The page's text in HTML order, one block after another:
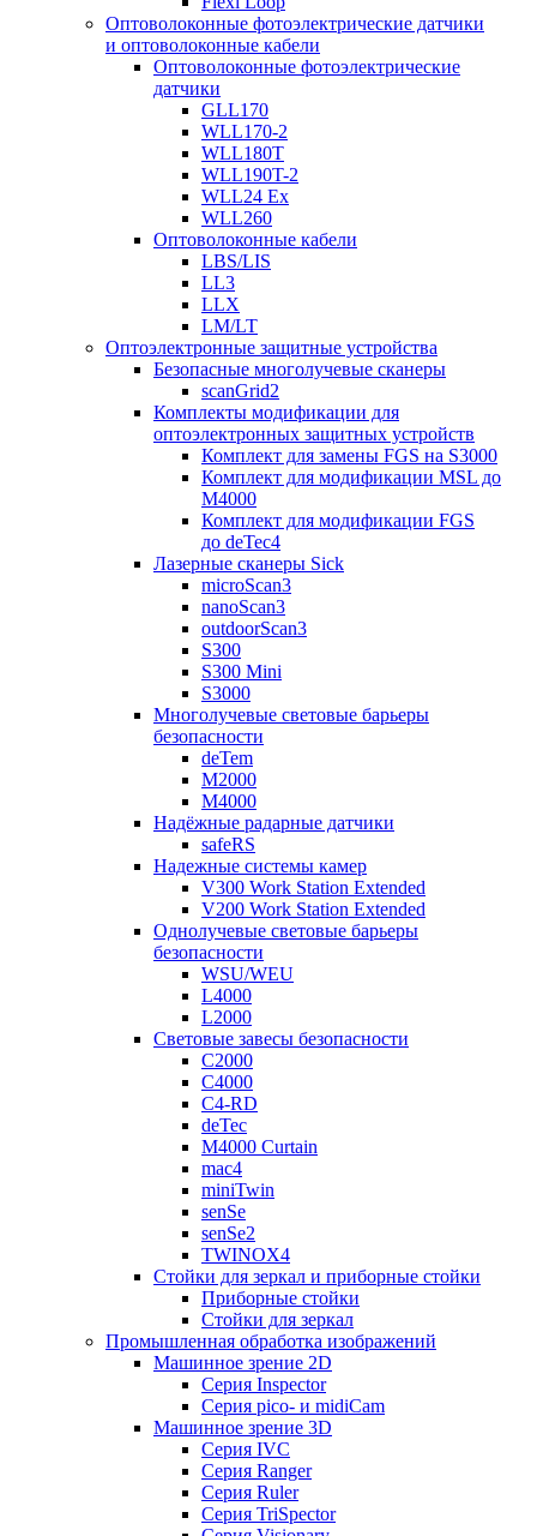
Оптоволоконные фотоэлектрические датчики
и оптоволоконные кабели
Оптоволоконные фотоэлектрические
датчики
GLL170
WLL170-2
WLL180T
WLL190T-2
WLL24 Ex
WLL260
Оптоволоконные кабели
LBS/LIS
LL3
LLX
LM/LT
Оптоэлектронные защитные устройства
Безопасные многолучевые сканеры
scanGrid2
Комплекты модификации для
оптоэлектронных защитных устройств
Комплект для замены FGS на S3000
Комплект для модификации MSL до
M4000
Комплект для модификации FGS
до deTec4
Лазерные сканеры Sick
microScan3
nanoScan3
outdoorScan3
S300
S300 Mini
S3000
Многолучевые световые барьеры
безопасности
deTem
M2000
M4000
Надёжные радарные датчики
safeRS
Надежные системы камер
V300 Work Station Extended
V200 Work Station Extended
Однолучевые световые барьеры
безопасности
WSU/WEU
L4000
L2000
Световые завесы безопасности
C2000
C4000
C4-RD
deTec
M4000 Curtain
mac4
miniTwin
senSe
senSe2
TWINOX4
Стойки для зеркал и приборные стойки
Приборные стойки
Стойки для зеркал
Промышленная обработка изображений
Машинное зрение 2D
Серия Inspector
Серия pico- и midiCam
Машинное зрение 3D
Серия IVC
Серия Ranger
Серия Ruler
Серия TriSpector